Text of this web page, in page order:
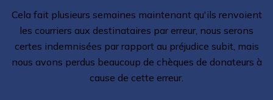
Cela fait plusieurs semaines maintenant qu'ils renvoient
les courriers aux destinataires par erreur, nous serons
certes indemnisées par rapport au préjudice subit, mais
nous avons perdus beaucoup de chèques de donateurs à
cause de cette erreur.